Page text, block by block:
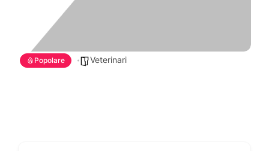
Popolare Veterinari